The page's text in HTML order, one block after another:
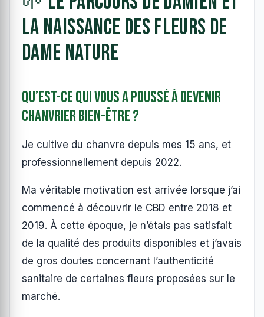
la naissance des Fleurs de
Dame Nature
Qu’est-ce qui vous a poussé à devenir
chanvrier bien-être ?
Je cultive du chanvre depuis mes 15 ans, et
professionnellement depuis 2022.
Ma véritable motivation est arrivée lorsque j’ai
commencé à découvrir le CBD entre 2018 et
2019. À cette époque, je n’étais pas satisfait
de la qualité des produits disponibles et j’avais
de gros doutes concernant l’authenticité
sanitaire de certaines fleurs proposées sur le
marché.